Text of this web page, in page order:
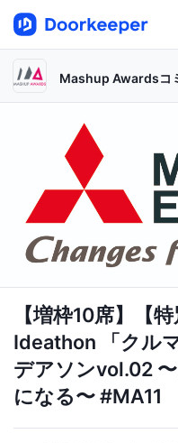
Mashup Awardsコ
【増枠10席】【
Ideathon 「クル
デアソンvol.02
になる〜 #MA11